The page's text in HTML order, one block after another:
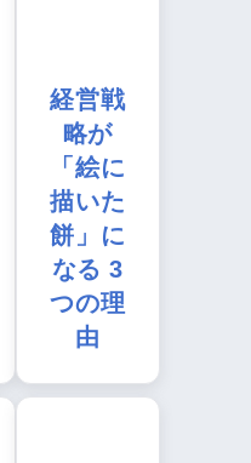
経営戦
略が
「絵に
描いた
餅」に
なる 3
つの理
由